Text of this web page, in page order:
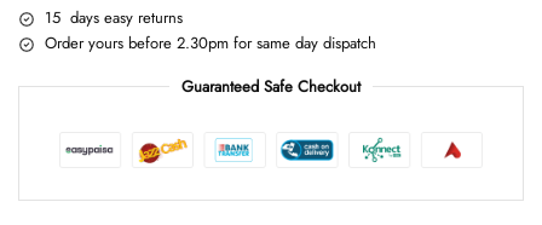
15 days easy returns
Order yours before 2.30pm for same day dispatch
Guaranteed Safe Checkout